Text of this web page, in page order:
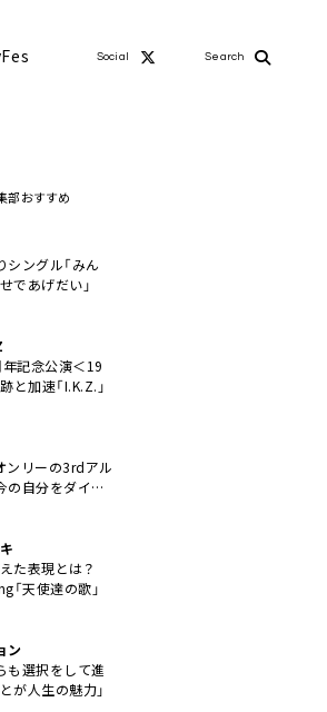
Social Search
部おすすめ
シングル「みん
であげだい」
年記念公演＜19
と加速「I.K.Z.」
ンリーの3rdアル
の自分をダイレ
た表現とは？
「天使達の歌」
ン
も選択をして進
が人生の魅力」